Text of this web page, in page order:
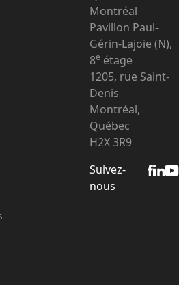
Montréal
Pavillon Paul-
Gérin-Lajoie (N),
8e étage
1205, rue Saint-
Denis
Montréal,
Québec
H2X 3R9
Suivez-
nous